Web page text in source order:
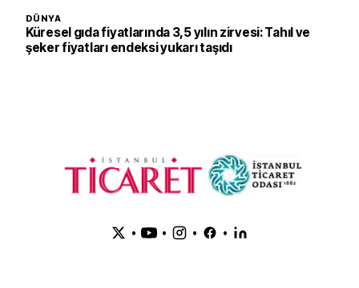
DÜNYA
Küresel gıda fiyatlarında 3,5 yılın zirvesi: Tahıl ve
şeker fiyatları endeksi yukarı taşıdı
• • • •